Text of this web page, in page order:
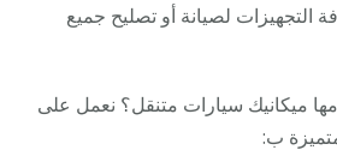
التجهيزات لصيانة أو تصليح جميع
ميكانيك سيارات متنقل؟ نعمل على
ب: